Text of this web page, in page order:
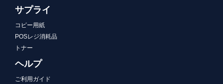
サプライ
コピー用紙
POSレジ消耗品
トナー
ヘルプ
ご利用ガイド